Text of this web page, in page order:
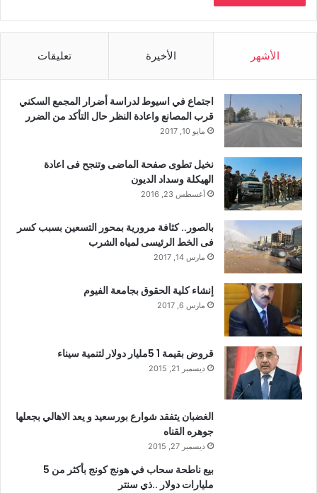
الأشهر الأخيرة تعليقات
اجتماع في اسيوط لدراسة أضرار المجمع السكني
قرب المصانع واعادة النظر حال التأكد من الضرر
مايو 10, 2017
نخيل تطوى صفحة الماضى وتنجح فى اعادة
الهيكلة وسداد الديون
أغسطس 23, 2016
بالصور.. كثافة مرورية بمحور التسعين بسبب كسر
فى الخط الرئيسى لمياه الشرب
مارس 14, 2017
إنشاء كلية الحقوق بجامعة الفيوم
مارس 6, 2017
قروض بقيمة 1 5مليار دولار لتنمية سيناء
ديسمبر 21, 2015
الغضبان يتفقد شوارع بورسعيد و يعد الاهالي بجعلها
جوهره القناه
ديسمبر 27, 2015
بيع ناطحة سحاب في هونج كونج بأكثر من 5
مليارات دولار ..ذي سنتر